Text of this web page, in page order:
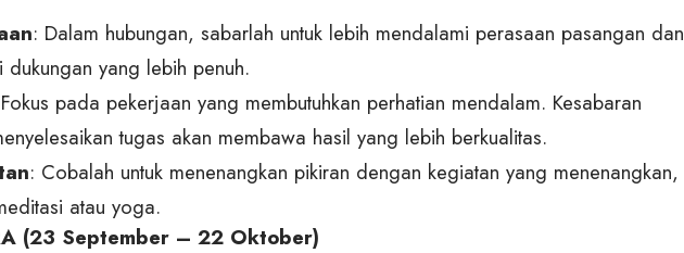
: Dalam hubungan, sabarlah untuk lebih mendalami perasaan pasangan dan
dukungan yang lebih penuh.
pada pekerjaan yang membutuhkan perhatian mendalam. Kesabaran
tugas akan membawa hasil yang lebih berkualitas.
: Cobalah untuk menenangkan pikiran dengan kegiatan yang menenangkan,
atau yoga.
(23 September – 22 Oktober)